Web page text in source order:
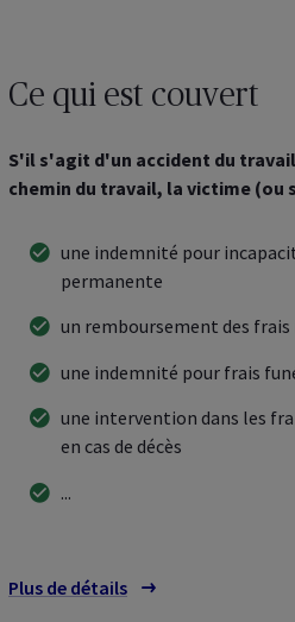
Ce qui est couvert
S'il s'agit d'un accident du
chemin du travail, la victime (ou
une indemnité pour
permanente
un remboursement des frais
une indemnité pour frais
une intervention dans les
en cas de décès
...
Plus de détails sur les couvertures